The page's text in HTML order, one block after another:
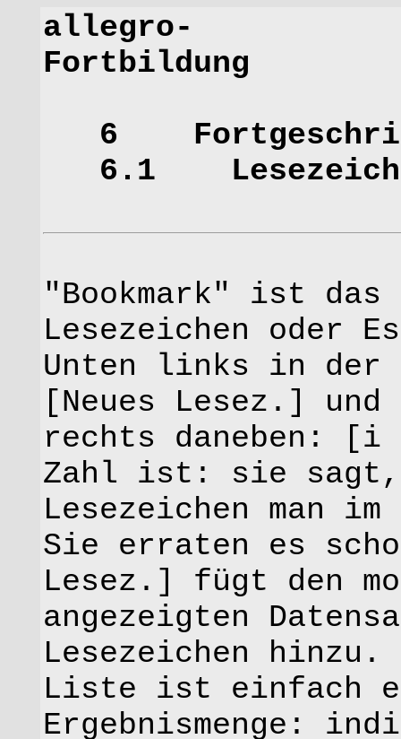
allegro-
6
6.1
"Bookmark" ist
Lesezeichen oder
Unten links in der
[Neues Lesez.] und
rechts daneben:
Zahl ist: sie
Lesezeichen man im
Sie erraten es
Lesez.] fügt den
angezeigten
Lesezeichen hinzu.
Liste ist einfach
Ergebnismenge: